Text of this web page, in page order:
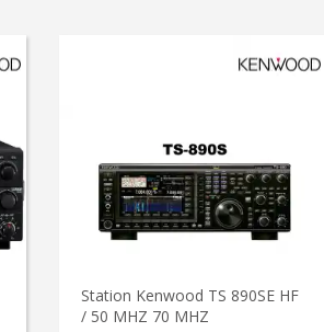
Station Kenwood TS 890SE HF
/ 50 MHZ 70 MHZ